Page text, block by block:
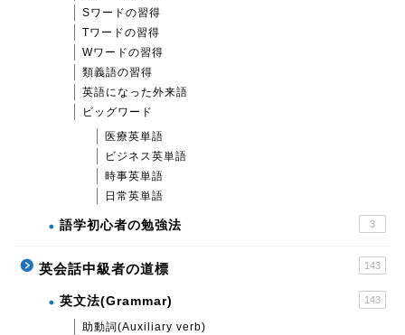
Sワードの習得
Tワードの習得
Wワードの習得
類義語の習得
英語になった外来語
ビッグワード
医療英単語
ビジネス英単語
時事英単語
日常英単語
語学初心者の勉強法 3
英会話中級者の道標 143
英文法(Grammar) 143
助動詞(Auxiliary verb)